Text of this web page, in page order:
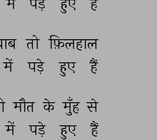
तो फ़िलहाल
में पड़े हुए हैं
मौत के मुँह से
में पड़े हुए हैं